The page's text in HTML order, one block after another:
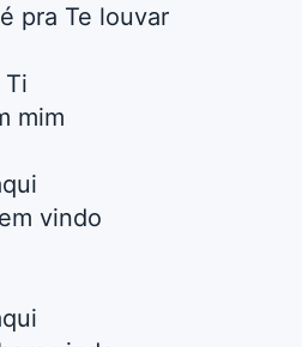
pra Te louvar
Ti
mim
vindo